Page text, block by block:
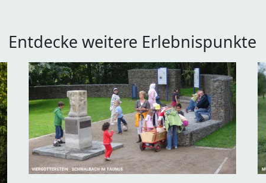
Entdecke weitere Erlebnispunkte